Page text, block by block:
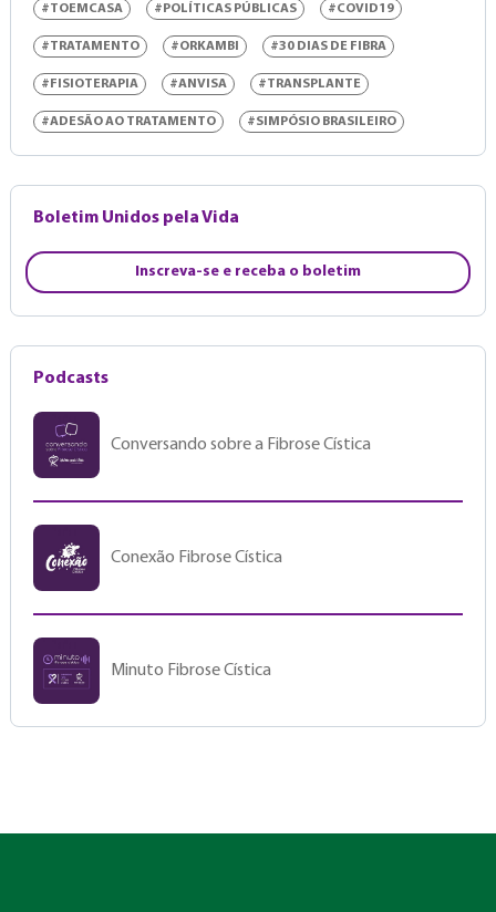
#TOEMCASA #POLÍTICAS PÚBLICAS #COVID19
#TRATAMENTO #ORKAMBI #30 DIAS DE FIBRA
#FISIOTERAPIA #ANVISA #TRANSPLANTE
#ADESÃO AO TRATAMENTO #SIMPÓSIO BRASILEIRO
Boletim Unidos pela Vida
Inscreva-se e receba o boletim
Podcasts
Conversando sobre a Fibrose Cística
Conexão Fibrose Cística
Minuto Fibrose Cística